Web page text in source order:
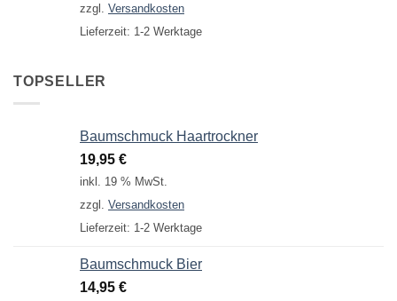
249,95 €
zzgl. Versandkosten
Lieferzeit: 1-2 Werktage
TOPSELLER
Baumschmuck Haartrockner
19,95 €
inkl. 19 % MwSt.
zzgl. Versandkosten
Lieferzeit: 1-2 Werktage
Baumschmuck Bier
14,95 €